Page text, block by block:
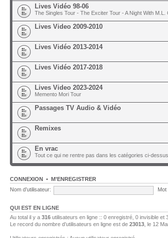
Lives Vidéo 98-06
The Singles Tour - The Exciter Tour - A Night With
Lives Video 2009-2010
Lives Vidéo 2013-2014
Lives Vidéo 2017-2018
Lives Video 2023-2024
Memento Mori Tour
Passages TV Audio & Vidéo
Remixes
En vrac
Tout ce qui ne rentre pas dans les catégories ci-
CONNEXION • M’ENREGISTRER
Nom d’utilisateur:
Mot
QUI EST EN LIGNE
Au total il y a 316 utilisateurs en ligne :: 0 enregistré, 0 invisible
Le record du nombre d’utilisateurs en ligne est de 23013 , le 12